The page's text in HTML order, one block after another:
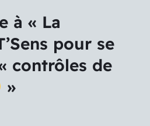
à « La
pour se
contrôles de
»